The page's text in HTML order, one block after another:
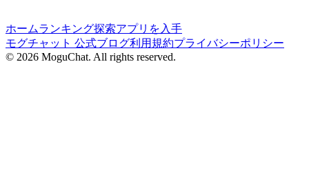
ホームランキング探索アプリを入手
モグチャット 公式ブログ利用規約プライバシーポリシー
© 2026 MoguChat. All rights reserved.